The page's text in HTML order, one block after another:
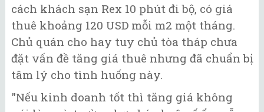
cách khách sạn Rex 10 phút đi bộ, có giá
thuê khoảng 120 USD mỗi m2 một tháng.
Chủ quán cho hay tuy chủ tòa tháp chưa
đặt vấn đề tăng giá thuê nhưng đã chuẩn bị
tâm lý cho tình huống này.
"Nếu kinh doanh tốt thì tăng giá không